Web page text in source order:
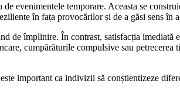
evenimentele temporare. Aceasta se
în fața provocărilor și de a găsi sens în
de împlinire. În contrast, satisfacția imediată
cumpărăturile compulsive sau
important ca indivizii să conștientizeze